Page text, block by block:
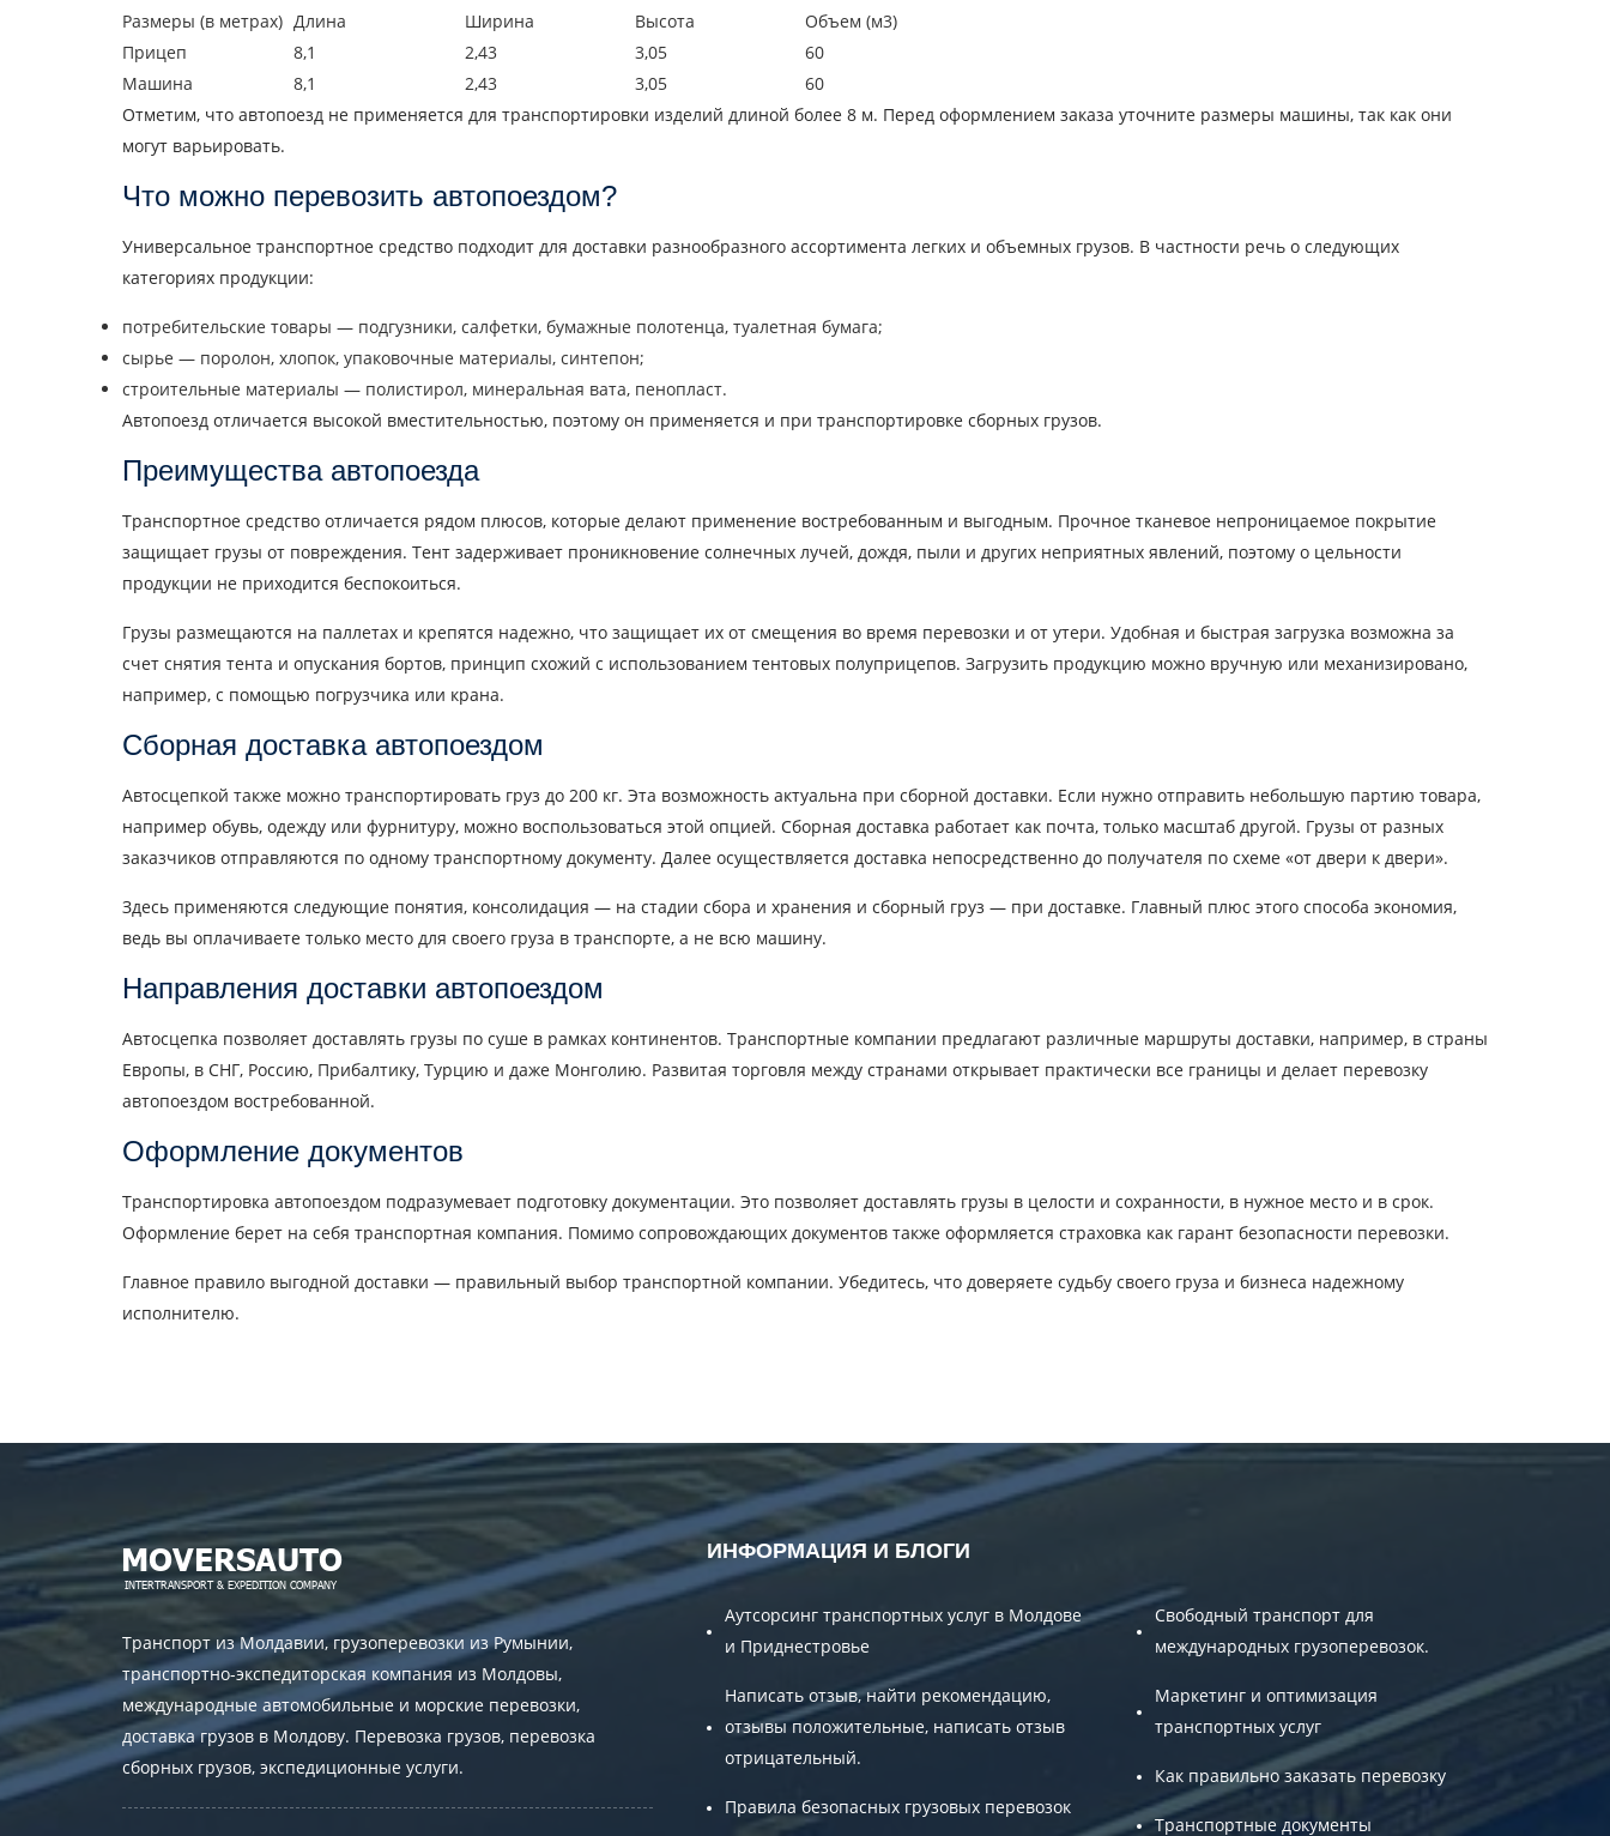
Размеры (в метрах) Длина Ширина Высота
Объем (м3)
Прицеп
8,1 2,43 3,05
60
Машина
8,1 2,43 3,05
60
Отметим, что автопоезд не применяется для транспортировки изделий длиной более 8 м. Перед оформлением заказа уточните размеры машины, так как они
могут варьировать.
Что можно перевозить автопоездом?
Универсальное транспортное средство подходит для доставки разнообразного ассортимента легких и объемных грузов. В частности речь о следующих
категориях продукции:
потребительские товары — подгузники, салфетки, бумажные полотенца, туалетная бумага;
сырье — поролон, хлопок, упаковочные материалы, синтепон;
строительные материалы — полистирол, минеральная вата, пенопласт.
Автопоезд отличается высокой вместительностью, поэтому он применяется и при транспортировке сборных грузов.
Преимущества автопоезда
Транспортное средство отличается рядом плюсов, которые делают применение востребованным и выгодным. Прочное тканевое непроницаемое покрытие
защищает грузы от повреждения. Тент задерживает проникновение солнечных лучей, дождя, пыли и других неприятных явлений, поэтому о цельности
продукции не приходится беспокоиться.
Грузы размещаются на паллетах и крепятся надежно, что защищает их от смещения во время перевозки и от утери. Удобная и быстрая загрузка возможна за
счет снятия тента и опускания бортов, принцип схожий с использованием тентовых полуприцепов. Загрузить продукцию можно вручную или механизировано,
например, с помощью погрузчика или крана.
Сборная доставка автопоездом
Автосцепкой также можно транспортировать груз до 200 кг. Эта возможность актуальна при сборной доставки. Если нужно отправить небольшую партию товара,
например обувь, одежду или фурнитуру, можно воспользоваться этой опцией. Сборная доставка работает как почта, только масштаб другой. Грузы от разных
заказчиков отправляются по одному транспортному документу. Далее осуществляется доставка непосредственно до получателя по схеме «от двери к двери».
Здесь применяются следующие понятия, консолидация — на стадии сбора и хранения и сборный груз — при доставке. Главный плюс этого способа экономия,
ведь вы оплачиваете только место для своего груза в транспорте, а не всю машину.
Направления доставки автопоездом
Автосцепка позволяет доставлять грузы по суше в рамках континентов. Транспортные компании предлагают различные маршруты доставки, например, в страны
Европы, в СНГ, Россию, Прибалтику, Турцию и даже Монголию. Развитая торговля между странами открывает практически все границы и делает перевозку
автопоездом востребованной.
Оформление документов
Транспортировка автопоездом подразумевает подготовку документации. Это позволяет доставлять грузы в целости и сохранности, в нужное место и в срок.
Оформление берет на себя транспортная компания. Помимо сопровождающих документов также оформляется страховка как гарант безопасности перевозки.
Главное правило выгодной доставки — правильный выбор транспортной компании. Убедитесь, что доверяете судьбу своего груза и бизнеса надежному
исполнителю.
Транспорт из Молдавии, грузоперевозки из Румынии,
транспортно-экспедиторская компания из Молдовы,
международные автомобильные и морские перевозки,
доставка грузов в Молдову. Перевозка грузов, перевозка
сборных грузов, экспедиционные услуги.
ИНФОРМАЦИЯ И БЛОГИ
Аутсорсинг транспортных услуг в Молдове
и Приднестровье
Написать отзыв, найти рекомендацию,
отзывы положительные, написать отзыв
отрицательный.
Правила безопасных грузовых перевозок
Свободный транспорт для
международных грузоперевозок.
Маркетинг и оптимизация
транспортных услуг
Как правильно заказать перевозку
Транспортные документы
Узнать стоимость перевозки
Тип транспорта Вес груза, ( т ) Объем груза
Контактное лицо
Отправляя заявку, вы соглашаетесь на обработку персональных данных.